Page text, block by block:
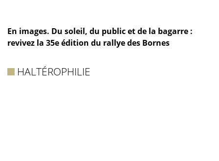
En images. Du soleil, du public et de la bagarre :
revivez la 35e édition du rallye des Bornes
HALTÉROPHILIE